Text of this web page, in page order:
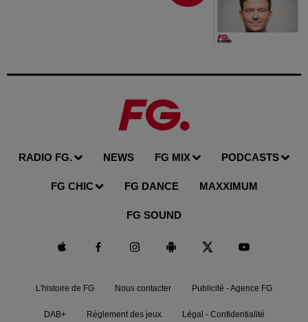
RADIO FG. NEWS FG MIX PODCASTS
FG CHIC FG DANCE MAXXIMUM
FG SOUND
L'histoire de FG Nous contacter Publicité - Agence FG
DAB+ Règlement des jeux Légal - Confidentialité